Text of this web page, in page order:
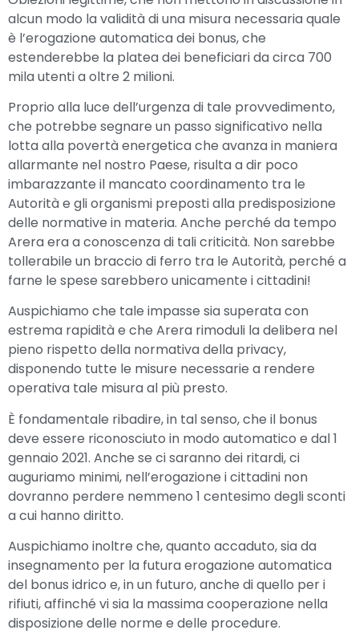
alcun modo la validità di una misura necessaria quale
è l’erogazione automatica dei bonus, che
estenderebbe la platea dei beneficiari da circa 700
mila utenti a oltre 2 milioni.
Proprio alla luce dell’urgenza di tale provvedimento,
che potrebbe segnare un passo significativo nella
lotta alla povertà energetica che avanza in maniera
allarmante nel nostro Paese, risulta a dir poco
imbarazzante il mancato coordinamento tra le
Autorità e gli organismi preposti alla predisposizione
delle normative in materia. Anche perché da tempo
Arera era a conoscenza di tali criticità. Non sarebbe
tollerabile un braccio di ferro tra le Autorità, perché a
farne le spese sarebbero unicamente i cittadini!
Auspichiamo che tale impasse sia superata con
estrema rapidità e che Arera rimoduli la delibera nel
pieno rispetto della normativa della privacy,
disponendo tutte le misure necessarie a rendere
operativa tale misura al più presto.
È fondamentale ribadire, in tal senso, che il bonus
deve essere riconosciuto in modo automatico e dal 1
gennaio 2021. Anche se ci saranno dei ritardi, ci
auguriamo minimi, nell’erogazione i cittadini non
dovranno perdere nemmeno 1 centesimo degli sconti
a cui hanno diritto.
Auspichiamo inoltre che, quanto accaduto, sia da
insegnamento per la futura erogazione automatica
del bonus idrico e, in un futuro, anche di quello per i
rifiuti, affinché vi sia la massima cooperazione nella
disposizione delle norme e delle procedure.